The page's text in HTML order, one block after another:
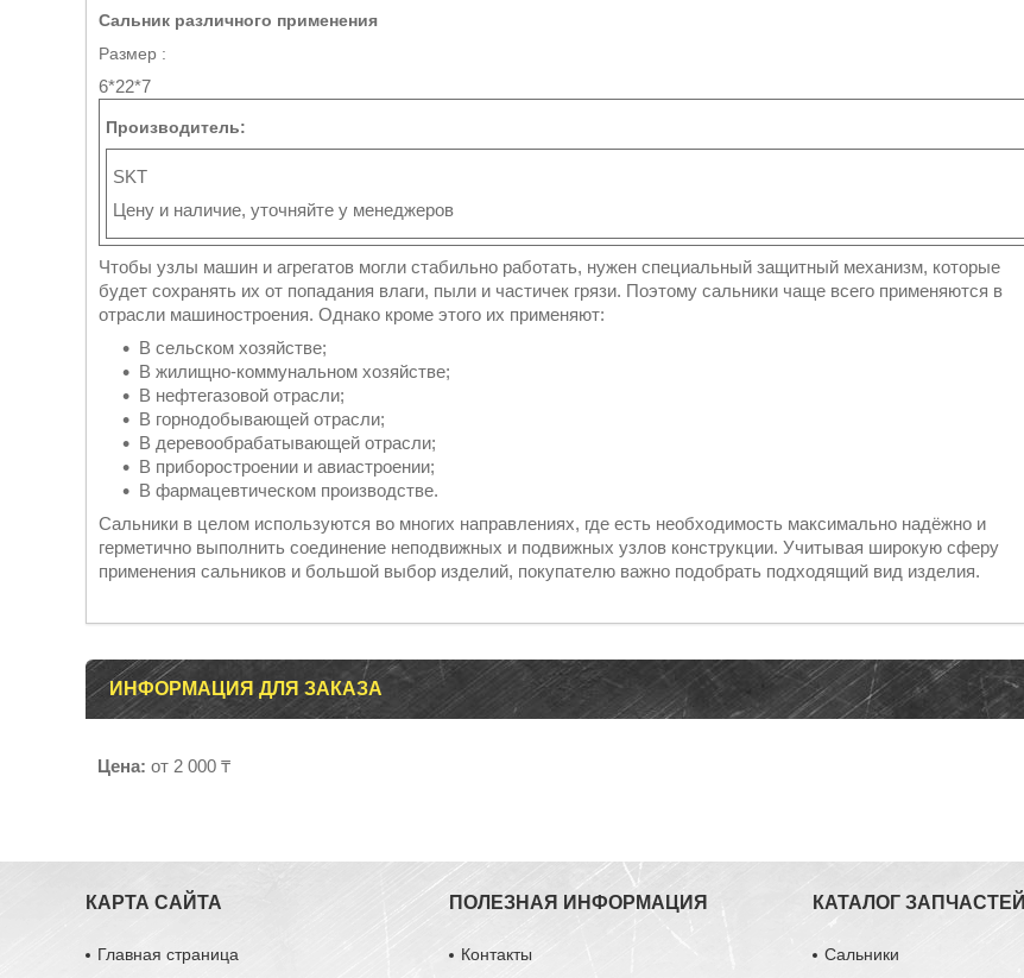
Сальник различного применения
Размер :
6*22*7
Производитель:
SKT
Цену и наличие, уточняйте у менеджеров
Чтобы узлы машин и агрегатов могли стабильно работать, нужен специальный защитный механизм, которые
будет сохранять их от попадания влаги, пыли и частичек грязи. Поэтому сальники чаще всего применяются в
отрасли машиностроения. Однако кроме этого их применяют:
В сельском хозяйстве;
В жилищно-коммунальном хозяйстве;
В нефтегазовой отрасли;
В горнодобывающей отрасли;
В деревообрабатывающей отрасли;
В приборостроении и авиастроении;
В фармацевтическом производстве.
Сальники в целом используются во многих направлениях, где есть необходимость максимально надёжно и
герметично выполнить соединение неподвижных и подвижных узлов конструкции. Учитывая широкую сферу
применения сальников и большой выбор изделий, покупателю важно подобрать подходящий вид изделия.
ИНФОРМАЦИЯ ДЛЯ ЗАКАЗА
Цена: от 2 000 ₸
КАРТА САЙТА
Главная страница
ПОЛЕЗНАЯ ИНФОРМАЦИЯ
Контакты
КАТАЛОГ ЗАПЧАСТЕЙ
Сальники